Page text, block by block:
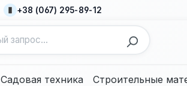
+38 (067) 295-89-12
Садовая техника Строительные